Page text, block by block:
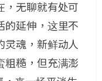
，无聊就有处可
的延伸，这里不
灵魂，新鲜动人
粗糙，但充满澎